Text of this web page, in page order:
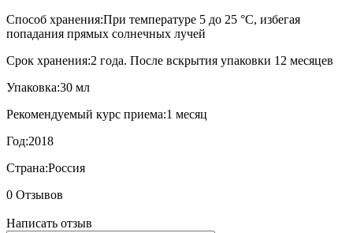
Способ хранения:При температуре 5 до 25 °C, избегая
попадания прямых солнечных лучей
Срок хранения:2 года. После вскрытия упаковки 12 месяцев
Упаковка:30 мл
Рекомендуемый курс приема:1 месяц
Год:2018
Страна:Россия
0 Отзывов
Написать отзыв